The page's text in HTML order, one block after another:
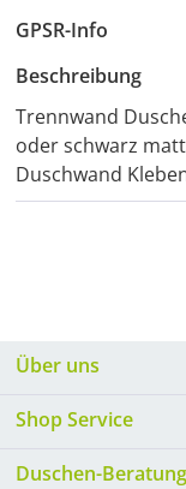
GPSR-Info
Beschreibung
Trennwand
oder schwarz
Duschwand
Über uns
Shop Service
Duschen-Beratung